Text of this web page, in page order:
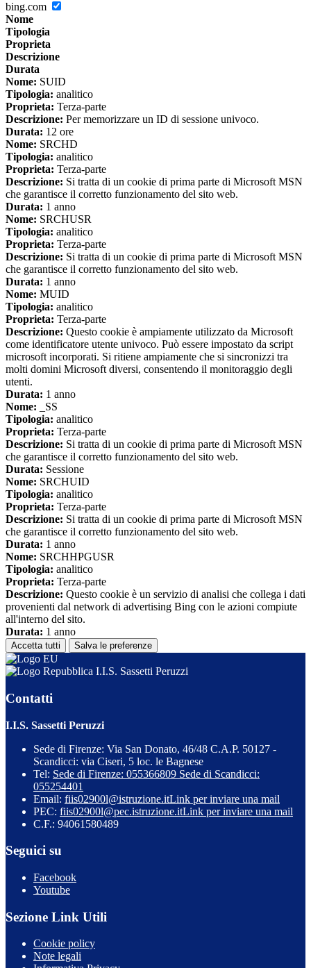
bing.com
Nome
Tipologia
Proprieta
Descrizione
Durata
Nome: SUID
Tipologia: analitico
Proprieta: Terza-parte
Descrizione: Per memorizzare un ID di sessione univoco.
Durata: 12 ore
Nome: SRCHD
Tipologia: analitico
Proprieta: Terza-parte
Descrizione: Si tratta di un cookie di prima parte di Microsoft MSN
che garantisce il corretto funzionamento del sito web.
Durata: 1 anno
Nome: SRCHUSR
Tipologia: analitico
Proprieta: Terza-parte
Descrizione: Si tratta di un cookie di prima parte di Microsoft MSN
che garantisce il corretto funzionamento del sito web.
Durata: 1 anno
Nome: MUID
Tipologia: analitico
Proprieta: Terza-parte
Descrizione: Questo cookie è ampiamente utilizzato da Microsoft
come identificatore utente univoco. Può essere impostato da script
microsoft incorporati. Si ritiene ampiamente che si sincronizzi tra
molti domini Microsoft diversi, consentendo il monitoraggio degli
utenti.
Durata: 1 anno
Nome: _SS
Tipologia: analitico
Proprieta: Terza-parte
Descrizione: Si tratta di un cookie di prima parte di Microsoft MSN
che garantisce il corretto funzionamento del sito web.
Durata: Sessione
Nome: SRCHUID
Tipologia: analitico
Proprieta: Terza-parte
Descrizione: Si tratta di un cookie di prima parte di Microsoft MSN
che garantisce il corretto funzionamento del sito web.
Durata: 1 anno
Nome: SRCHHPGUSR
Tipologia: analitico
Proprieta: Terza-parte
Descrizione: Questo cookie è un servizio di analisi che collega i dati
provenienti dal network di advertising Bing con le azioni compiute
all'interno del sito.
Durata: 1 anno
Accetta tutti Salva le preferenze
I.I.S. Sassetti Peruzzi
Contatti
I.I.S. Sassetti Peruzzi
Sede di Firenze: Via San Donato, 46/48 C.A.P. 50127 -
Scandicci: via Ciseri, 5 loc. le Bagnese
Tel: Sede di Firenze: 055366809 Sede di Scandicci:
055254401
Email: fiis02900l@istruzione.itLink per inviare una mail
PEC: fiis02900l@pec.istruzione.itLink per inviare una mail
C.F.: 94061580489
Seguici su
Facebook
Youtube
Sezione Link Utili
Cookie policy
Note legali